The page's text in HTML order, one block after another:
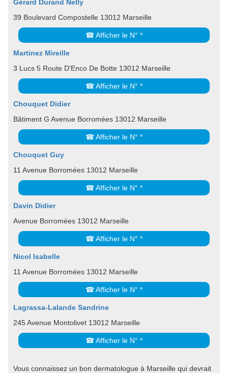
Gérard Durand Nelly
39 Boulevard Compostelle 13012 Marseille
☎ Afficher le N° *
Martinez Mireille
3 Lucs 5 Route D'Enco De Botte 13012 Marseille
☎ Afficher le N° *
Chouquet Didier
Bâtiment G Avenue Borromées 13012 Marseille
☎ Afficher le N° *
Chouquet Guy
11 Avenue Borromées 13012 Marseille
☎ Afficher le N° *
Davin Didier
Avenue Borromées 13012 Marseille
☎ Afficher le N° *
Nicol Isabelle
11 Avenue Borromées 13012 Marseille
☎ Afficher le N° *
Lagrassa-Lalande Sandrine
245 Avenue Montolivet 13012 Marseille
☎ Afficher le N° *
Vous connaissez un bon dermatologue à Marseille qui devrait